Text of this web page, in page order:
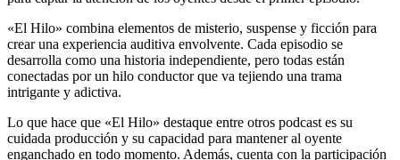
«El Hilo» combina elementos de misterio, suspense y ficción para
crear una experiencia auditiva envolvente. Cada episodio se
desarrolla como una historia independiente, pero todas están
conectadas por un hilo conductor que va tejiendo una trama
intrigante y adictiva.
Lo que hace que «El Hilo» destaque entre otros podcast es su
cuidada producción y su capacidad para mantener al oyente
enganchado en todo momento. Además, cuenta con la participación